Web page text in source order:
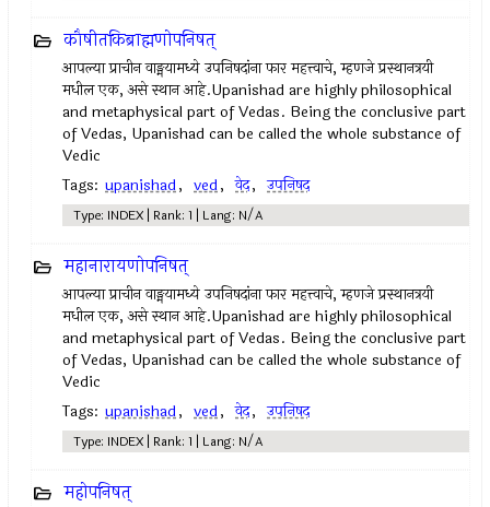
कौषीतकिब्राह्मणोपनिषत्
आपल्या प्राचीन वाङ्मयामध्ये उपनिषदांना फार महत्त्वाचे, म्हणजे प्रस्थानत्रयी
मधील एक, असे स्थान आहे.Upanishad are highly philosophical
and metaphysical part of Vedas. Being the conclusive part
of Vedas, Upanishad can be called the whole substance of
Vedic
Tags: upanishad, ved, वेद, उपनिषद‌
Type: INDEX | Rank: 1 | Lang: N/A
महानारायणोपनिषत्
आपल्या प्राचीन वाङ्मयामध्ये उपनिषदांना फार महत्त्वाचे, म्हणजे प्रस्थानत्रयी
मधील एक, असे स्थान आहे.Upanishad are highly philosophical
and metaphysical part of Vedas. Being the conclusive part
of Vedas, Upanishad can be called the whole substance of
Vedic
Tags: upanishad, ved, वेद, उपनिषद‌
Type: INDEX | Rank: 1 | Lang: N/A
महोपनिषत्